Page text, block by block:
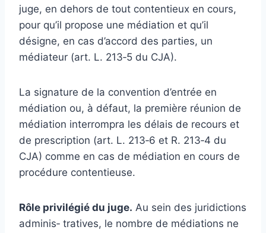
juge, en dehors de tout contentieux en cours,
pour qu’il propose une médiation et qu’il
désigne, en cas d’accord des parties, un
médiateur (art. L. 213‐5 du CJA).
La signature de la convention d’entrée en
médiation ou, à défaut, la première réunion de
médiation interrompra les délais de recours et
de prescription (art. L. 213‐6 et R. 213‐4 du
CJA) comme en cas de médiation en cours de
procédure contentieuse.
Rôle privilégié du juge. Au sein des juridictions
adminis‐ tratives, le nombre de médiations ne